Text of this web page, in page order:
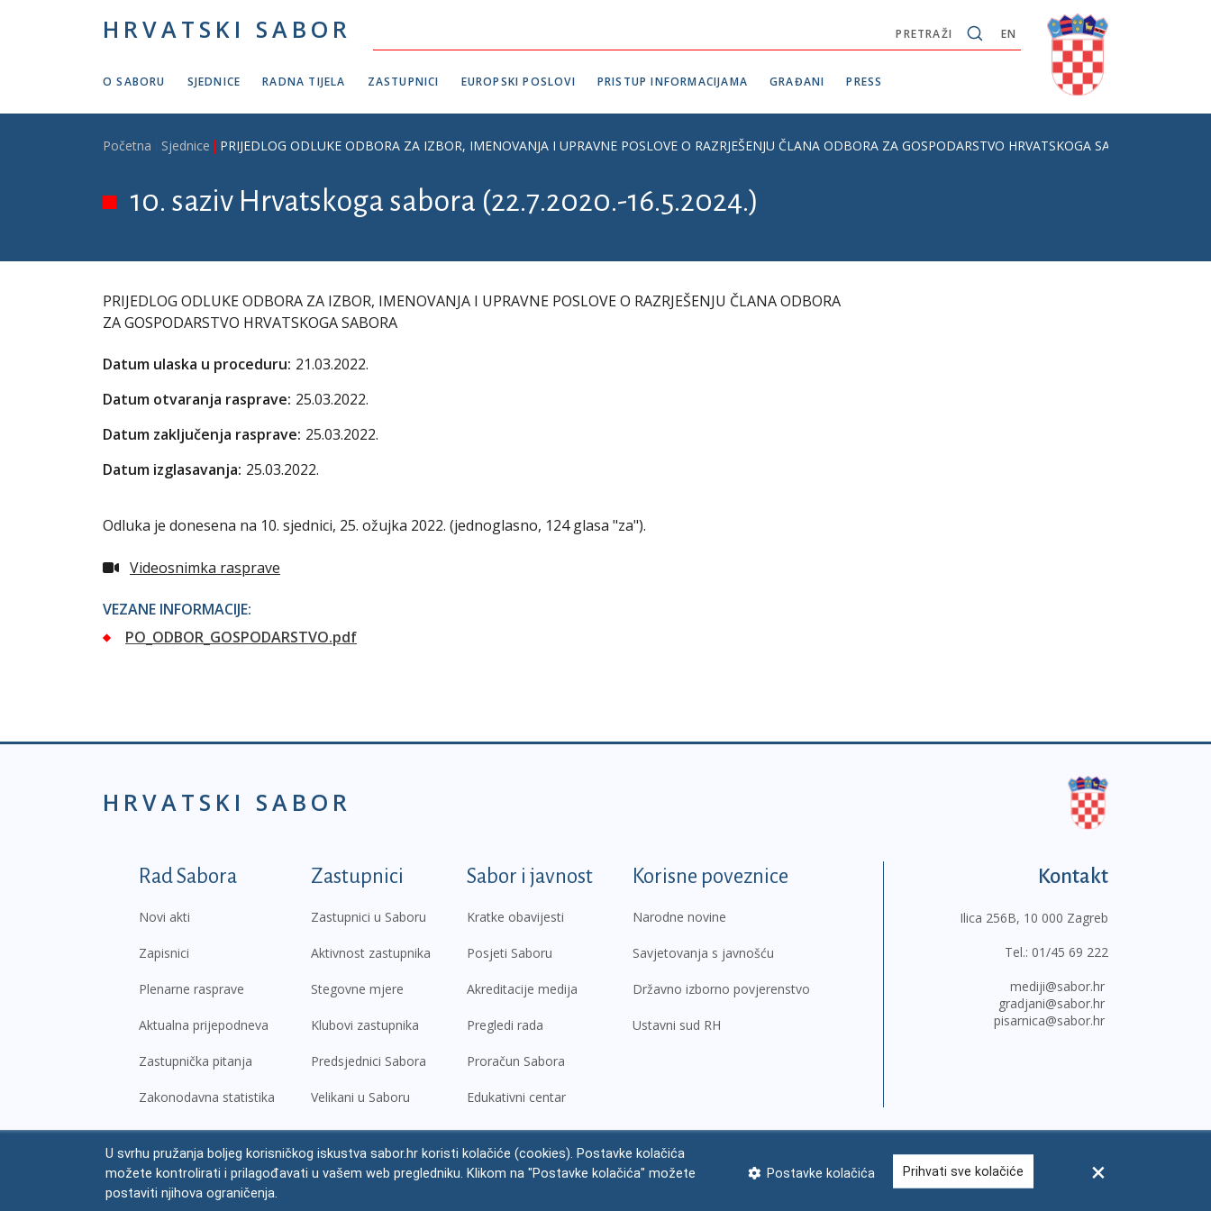
HRVATSKI SABOR EN
PRETRAŽI
O SABORU SJEDNICE RADNA TIJELA ZASTUPNICI EUROPSKI POSLOVI PRISTUP INFORMACIJAMA GRAĐANI PRESS
Breadcrumb
Početna Sjednice PRIJEDLOG ODLUKE ODBORA ZA IZBOR, IMENOVANJA I UPRAVNE POSLOVE O RAZRJEŠENJU ČLANA ODBORA ZA GOSPODARSTVO HRVATSKOGA SABORA
10. saziv Hrvatskoga sabora (22.7.2020.-16.5.2024.)
PRIJEDLOG ODLUKE ODBORA ZA IZBOR, IMENOVANJA I UPRAVNE POSLOVE O RAZRJEŠENJU ČLANA ODBORA
ZA GOSPODARSTVO HRVATSKOGA SABORA
Datum ulaska u proceduru: 21.03.2022.
Datum otvaranja rasprave: 25.03.2022.
Datum zaključenja rasprave: 25.03.2022.
Datum izglasavanja: 25.03.2022.
Odluka je donesena na 10. sjednici, 25. ožujka 2022. (jednoglasno, 124 glasa "za").
Videosnimka rasprave
VEZANE INFORMACIJE:
PO_ODBOR_GOSPODARSTVO.pdf
HRVATSKI SABOR
Podnožje prvi izbornik
Rad Sabora
Novi akti
Zapisnici
Plenarne rasprave
Aktualna prijepodneva
Zastupnička pitanja
Zakonodavna statistika
Zastupnici
Zastupnici u Saboru
Aktivnost zastupnika
Stegovne mjere
Klubovi zastupnika
Predsjednici Sabora
Velikani u Saboru
Sabor i javnost
Kratke obavijesti
Posjeti Saboru
Akreditacije medija
Pregledi rada
Proračun Sabora
Edukativni centar
Korisne poveznice
Narodne novine
Savjetovanja s javnošću
Državno izborno povjerenstvo
Ustavni sud RH
Kontakt
Ilica 256B, 10 000 Zagreb
Tel.: 01/45 69 222
mediji@sabor.hr
gradjani@sabor.hr
pisarnica@sabor.hr
© Hrvatski sabor, 2026 Pravne napomene Izjava o pristupačnosti Zaštita osobnih podataka Impressum Česta pitanja Kontakti Mapa weba
U svrhu pružanja boljeg korisničkog iskustva sabor.hr koristi kolačiće (cookies). Postavke kolačića
možete kontrolirati i prilagođavati u vašem web pregledniku. Klikom na "Postavke kolačića" možete
postaviti njihova ograničenja.
Postavke kolačića Prihvati sve kolačiće